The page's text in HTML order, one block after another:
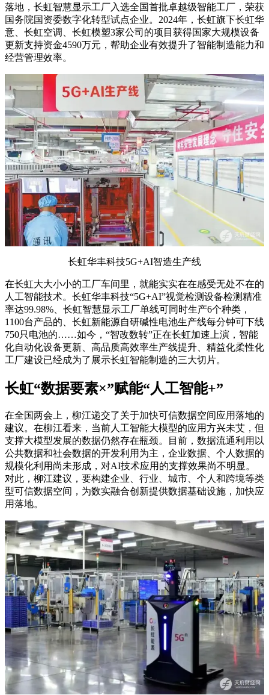
落地，长虹智慧显示工厂入选全国首批卓越级智能工厂，荣获
国务院国资委数字化转型试点企业。2024年，长虹旗下长虹华
意、长虹空调、长虹模塑3家公司的项目获得国家大规模设备
更新支持资金4590万元，帮助企业有效提升了智能制造能力和
经营管理效率。
长虹华丰科技5G+AI智造生产线
在长虹大大小小的工厂车间里，就能实实在在感受无处不在的
人工智能技术。长虹华丰科技“5G+AI”视觉检测设备检测精准
率达99.98%、长虹智慧显示工厂单线可同时生产6个种类，
1100台产品的、长虹新能源自研碱性电池生产线每分钟可下线
750只电池的……如今，“智改数转”正在长虹加速上演，智能
化自动化设备更新、高品质高效率生产线提升、精益化柔性化
工厂建设已经成为了展示长虹智能制造的三大切片。
长虹“数据要素×”赋能“人工智能+”
在全国两会上，柳江递交了关于加快可信数据空间应用落地的
建议。在柳江看来，当前人工智能大模型的应用方兴未艾，但
支撑大模型发展的数据仍然存在瓶颈。目前，数据流通利用以
公共数据和社会数据的开发利用为主，企业数据、个人数据的
规模化利用尚未形成，对AI技术应用的支撑效果尚不明显。
对此，柳江建议，要构建企业、行业、城市、个人和跨境等类
型可信数据空间，为数实融合创新提供数据基础设施，加快应
用落地。